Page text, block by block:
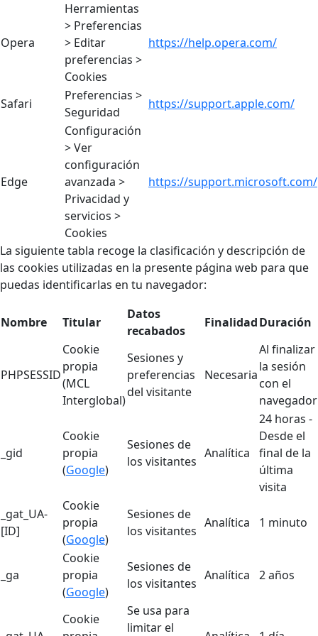
Opera
Herramientas
> Preferencias
> Editar
preferencias >
Cookies
https://help.opera.com/
Safari
Preferencias >
Seguridad
https://support.apple.com/
Edge
Configuración
> Ver
configuración
avanzada >
Privacidad y
servicios >
Cookies
https://support.microsoft.com/
La siguiente tabla recoge la clasificación y descripción de
las cookies utilizadas en la presente página web para que
puedas identificarlas en tu navegador:
Nombre Titular
Datos
recabados
FinalidadDuración
PHPSESSID
Cookie
propia
(MCL
Interglobal)
Sesiones y
preferencias
del visitante
Necesaria
Al finalizar
la sesión
con el
navegador
_gid
Cookie
propia
(Google)
Sesiones de
los visitantes
Analítica
24 horas -
Desde el
final de la
última
visita
_gat_UA-
[ID]
Cookie
propia
(Google)
Sesiones de
los visitantes
Analítica 1 minuto
_ga
Cookie
propia
(Google)
Sesiones de
los visitantes
Analítica 2 años
Cookie
Se usa para
limitar el